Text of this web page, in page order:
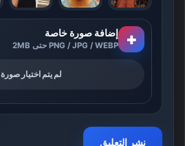
+ إضافة صورة خاصة
PNG / JPG / WEBP حتى 2MB
لم يتم اختيار صورة